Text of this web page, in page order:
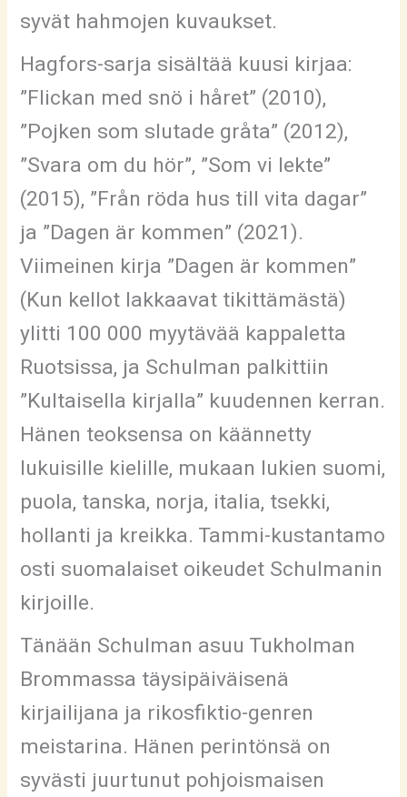
syvät hahmojen kuvaukset.
Hagfors-sarja sisältää kuusi kirjaa:
”Flickan med snö i håret” (2010),
”Pojken som slutade gråta” (2012),
”Svara om du hör”, ”Som vi lekte”
(2015), ”Från röda hus till vita dagar”
ja ”Dagen är kommen” (2021).
Viimeinen kirja ”Dagen är kommen”
(Kun kellot lakkaavat tikittämästä)
ylitti 100 000 myytävää kappaletta
Ruotsissa, ja Schulman palkittiin
”Kultaisella kirjalla” kuudennen kerran.
Hänen teoksensa on käännetty
lukuisille kielille, mukaan lukien suomi,
puola, tanska, norja, italia, tsekki,
hollanti ja kreikka. Tammi-kustantamo
osti suomalaiset oikeudet Schulmanin
kirjoille.
Tänään Schulman asuu Tukholman
Brommassa täysipäiväisenä
kirjailijana ja rikosfiktio-genren
meistarina. Hänen perintönsä on
syvästi juurtunut pohjoismaisen